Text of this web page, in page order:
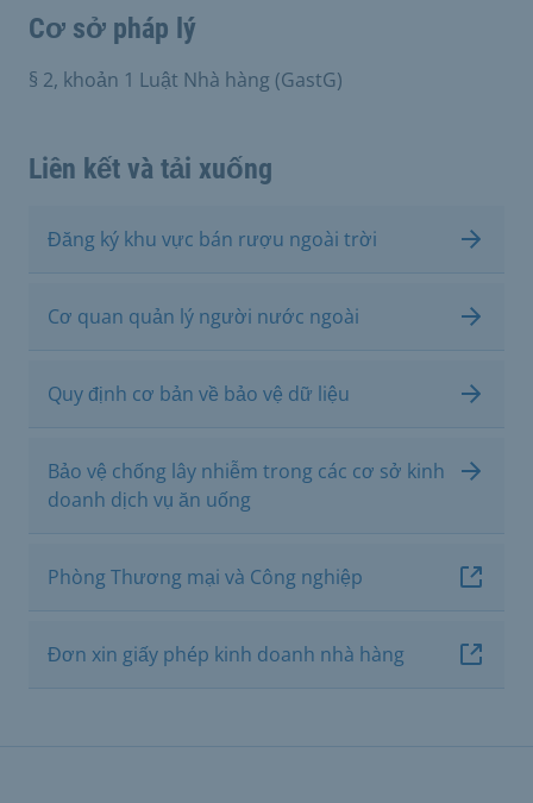
Cơ sở pháp lý
§ 2, khoản 1 Luật Nhà hàng (GastG)
Liên kết và tải xuống
Đăng ký khu vực bán rượu ngoài trời
Cơ quan quản lý người nước ngoài
Quy định cơ bản về bảo vệ dữ liệu
Bảo vệ chống lây nhiễm trong các cơ sở kinh
doanh dịch vụ ăn uống
Phòng Thương mại và Công nghiệp
Đơn xin giấy phép kinh doanh nhà hàng